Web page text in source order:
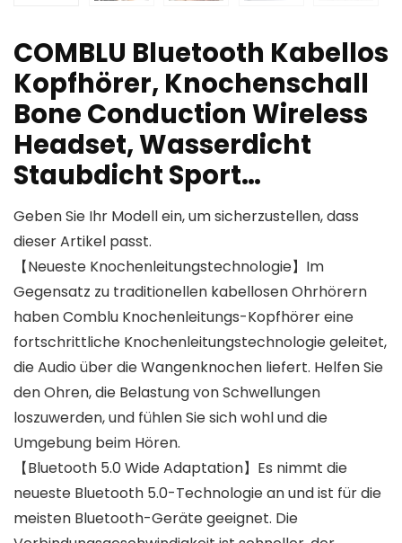
COMBLU Bluetooth Kabellos
Kopfhörer, Knochenschall
Bone Conduction Wireless
Headset, Wasserdicht
Staubdicht Sport…
Geben Sie Ihr Modell ein, um sicherzustellen, dass
dieser Artikel passt.
【Neueste Knochenleitungstechnologie】Im
Gegensatz zu traditionellen kabellosen Ohrhörern
haben Comblu Knochenleitungs-Kopfhörer eine
fortschrittliche Knochenleitungstechnologie geleitet,
die Audio über die Wangenknochen liefert. Helfen Sie
den Ohren, die Belastung von Schwellungen
loszuwerden, und fühlen Sie sich wohl und die
Umgebung beim Hören.
【Bluetooth 5.0 Wide Adaptation】Es nimmt die
neueste Bluetooth 5.0-Technologie an und ist für die
meisten Bluetooth-Geräte geeignet. Die